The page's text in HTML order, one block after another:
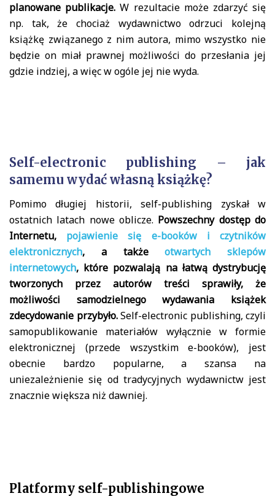
planowane publikacje. W rezultacie może zdarzyć się
np. tak, że chociaż wydawnictwo odrzuci kolejną
książkę związanego z nim autora, mimo wszystko nie
będzie on miał prawnej możliwości do przesłania jej
gdzie indziej, a więc w ogóle jej nie wyda.
Self-electronic publishing – jak
samemu wydać własną książkę?
Pomimo długiej historii, self-publishing zyskał w
ostatnich latach nowe oblicze. Powszechny dostęp do
Internetu, pojawienie się e-booków i czytników
elektronicznych, a takżeotwartych sklepów
internetowych, które pozwalają na łatwą dystrybucję
tworzonych przez autorów treści sprawiły, że
możliwości samodzielnego wydawania książek
zdecydowanie przybyło.Self-electronic publishing, czyli
samopublikowanie materiałów wyłącznie w formie
elektronicznej (przede wszystkim e-booków), jest
obecnie bardzo popularne, a szansa na
uniezależnienie się od tradycyjnych wydawnictw jest
znacznie większa niż dawniej.
Platformy self-publishingowe